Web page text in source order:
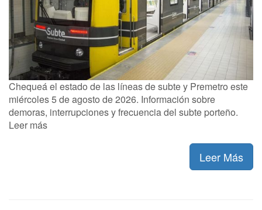
Chequeá el estado de las líneas de subte y Premetro este
miércoles 5 de agosto de 2026. Información sobre
demoras, interrupciones y frecuencia del subte porteño.
Leer más
Leer Más